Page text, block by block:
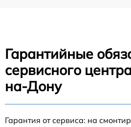
Гарантийные
сервисного
на-Дону
Гарантия от сервиса: на